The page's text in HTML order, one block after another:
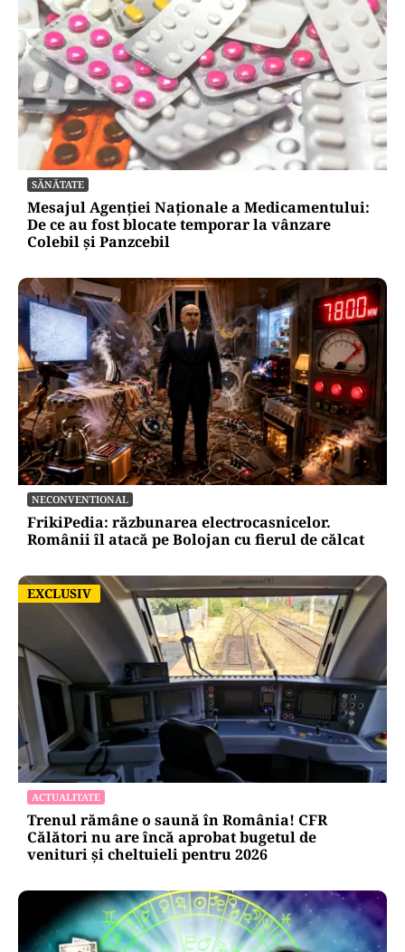
SĂNĂTATE
Mesajul Agenției Naționale a Medicamentului:
De ce au fost blocate temporar la vânzare
Colebil și Panzcebil
NECONVENTIONAL
FrikiPedia: răzbunarea electrocasnicelor.
Românii îl atacă pe Bolojan cu fierul de călcat
EXCLUSIV
EXCLUSIV
ACTUALITATE
Trenul rămâne o saună în România! CFR
Călători nu are încă aprobat bugetul de
venituri și cheltuieli pentru 2026